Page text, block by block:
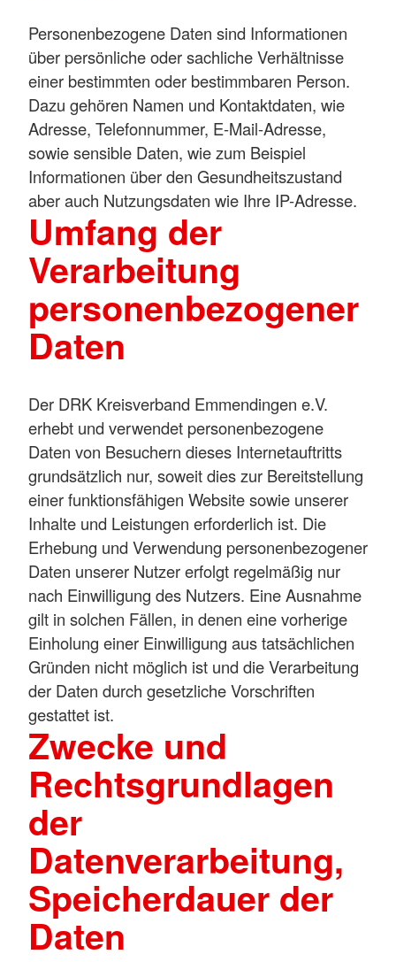
Personenbezogene Daten sind Informationen
über persönliche oder sachliche Verhältnisse
einer bestimmten oder bestimmbaren Person.
Dazu gehören Namen und Kontaktdaten, wie
Adresse, Telefonnummer, E-Mail-Adresse,
sowie sensible Daten, wie zum Beispiel
Informationen über den Gesundheitszustand
aber auch Nutzungsdaten wie Ihre IP-Adresse.
Umfang der
Verarbeitung
personenbezogener
Daten
Der DRK Kreisverband Emmendingen e.V.
erhebt und verwendet personenbezogene
Daten von Besuchern dieses Internetauftritts
grundsätzlich nur, soweit dies zur Bereitstellung
einer funktionsfähigen Website sowie unserer
Inhalte und Leistungen erforderlich ist. Die
Erhebung und Verwendung personenbezogener
Daten unserer Nutzer erfolgt regelmäßig nur
nach Einwilligung des Nutzers. Eine Ausnahme
gilt in solchen Fällen, in denen eine vorherige
Einholung einer Einwilligung aus tatsächlichen
Gründen nicht möglich ist und die Verarbeitung
der Daten durch gesetzliche Vorschriften
gestattet ist.
Zwecke und
Rechtsgrundlagen
der
Datenverarbeitung,
Speicherdauer der
Daten